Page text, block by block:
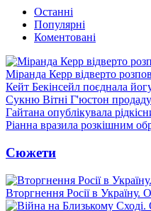
Останні
Популярні
Коментовані
Міранда Керр відверто
Кейт Бекінсейл поєднала
Сукню Вітні Г'юстон
Гайтана опублікувала
Ріанна вразила розкішним
Сюжети
Вторгнення Росії в Україну.